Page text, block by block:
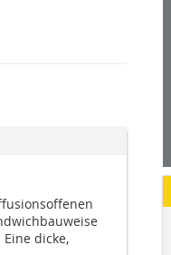
dicke,